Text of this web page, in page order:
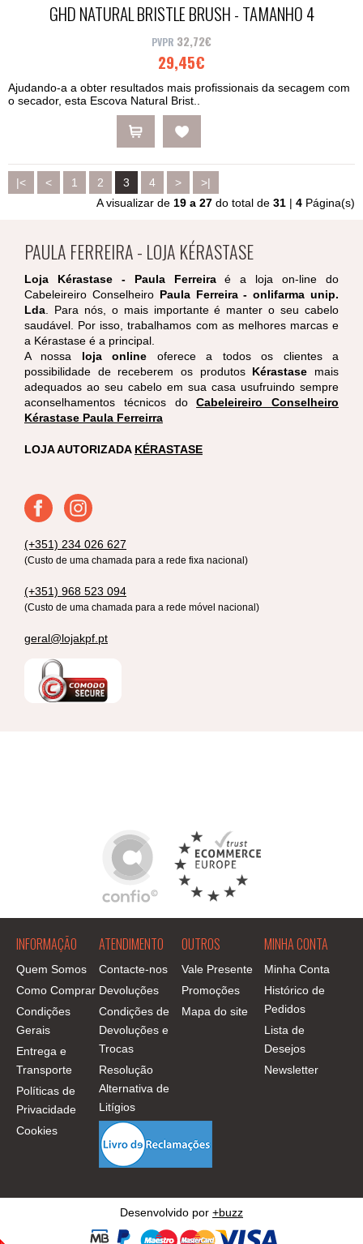
GHD NATURAL BRISTLE BRUSH - TAMANHO 4
32,72€
29,45€
Ajudando-a a obter resultados mais profissionais da secagem com
o secador, esta Escova Natural Brist..
|< < 1 2 3 4 >
>|
A visualizar de 19 a 27 do total de 31 | 4 Página(s)
PAULA FERREIRA - LOJA KÉRASTASE
Loja Kérastase - Paula Ferreiraé a loja on-line do
Cabeleireiro ConselheiroPaula Ferreira - onlifarma unip.
Lda . Para nós, o mais importante é manter o seu cabelo
saudável. Por isso, trabalhamos com as melhores marcas e
a Kérastase é a principal.
A nossa loja online oferece a todos os clientes a
possibilidade de receberem os produtos Kérastase mais
adequados ao seu cabelo em sua casa usufruindo sempre
aconselhamentos técnicos doCabeleireiro Conselheiro
Kérastase Paula Ferreirra
LOJA AUTORIZADA KÉRASTASE
(+351) 234 026 627
(Custo de uma chamada para a rede fixa nacional)
(+351) 968 523 094
(Custo de uma chamada para a rede móvel nacional)
geral@lojakpf.pt
INFORMAÇÃO
Quem Somos
Como Comprar
Condições
Gerais
Entrega e
Transporte
Políticas de
Privacidade
Cookies
ATENDIMENTO
Contacte-nos
Devoluções
Condições de
Devoluções e
Trocas
Resolução
Alternativa de
Litígios
OUTROS
Vale Presente
Promoções
Mapa do site
MINHA CONTA
Minha Conta
Histórico de
Pedidos
Lista de
Desejos
Newsletter
Desenvolvido por +buzz